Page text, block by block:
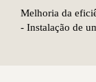
Melhoria da
- Instalação de